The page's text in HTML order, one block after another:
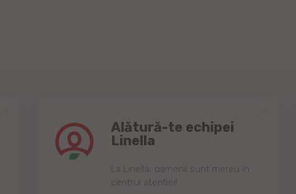
Alătură-te echipei
Linella
Lа Linellа, oаmenii sunt mereu în
centrul аtenției!